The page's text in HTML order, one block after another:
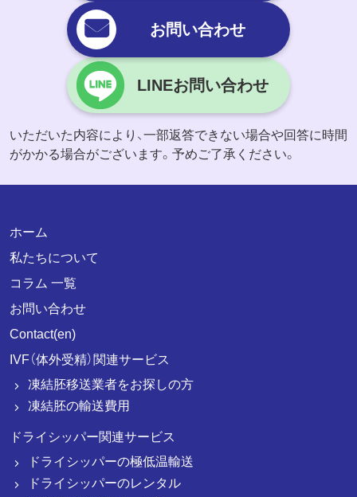
お問い合わせ
LINEお問い合わせ
いただいた内容により、一部返答できない場合や回答に時間
がかかる場合がございます。予めご了承ください。
ホーム
私たちについて
コラム 一覧
お問い合わせ
Contact(en)
IVF（体外受精）関連サービス
凍結胚移送業者をお探しの方
凍結胚の輸送費用
ドライシッパー関連サービス
ドライシッパーの極低温輸送
ドライシッパーのレンタル